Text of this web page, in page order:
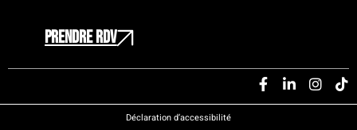
PRENDRE RDV
Déclaration d’accessibilité